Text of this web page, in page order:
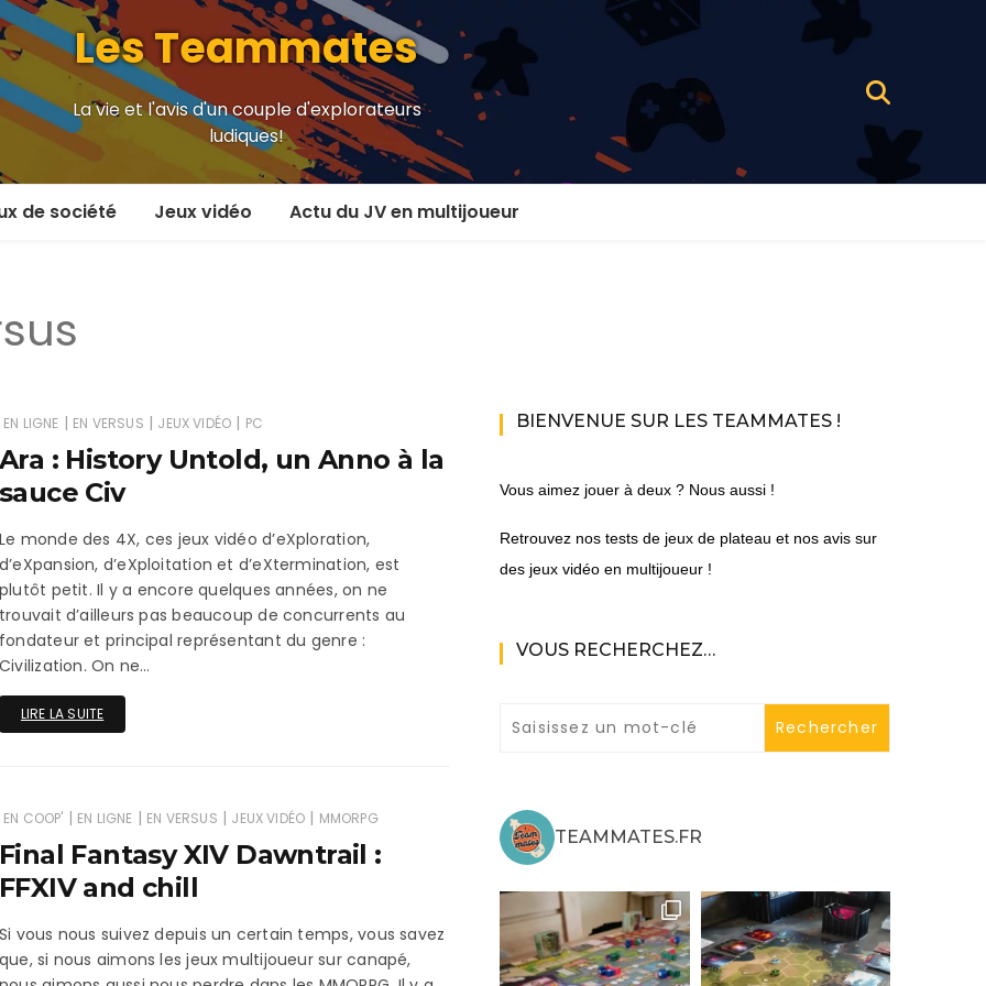
Les Teammates
La vie et l'avis d'un couple d'explorateurs
ludiques!
de société Jeux vidéo
En ligne
MMORPG
Actu du JV en multijoueur
EN LIGNE | EN VERSUS | JEUX VIDÉO | PC
: History Untold, un Anno à la
Civ
monde des 4X, ces jeux vidéo d’eXploration,
d’eXploitation et d’eXtermination, est
petit. Il y a encore quelques années, on ne
d’ailleurs pas beaucoup de concurrents au
et principal représentant du genre :
On ne…
LIRE LA SUITE
EN COOP' | EN LIGNE | EN VERSUS | JEUX VIDÉO | MMORPG
Fantasy XIV Dawntrail :
and chill
vous nous suivez depuis un certain temps, vous savez
si nous aimons les jeux multijoueur sur canapé,
BIENVENUE SUR LES TEAMMATES !
Vous aimez jouer à deux ? Nous aussi !
Retrouvez nos tests de jeux de plateau et nos avis sur
des jeux vidéo en multijoueur !
VOUS RECHERCHEZ…
TEAMMATES.FR